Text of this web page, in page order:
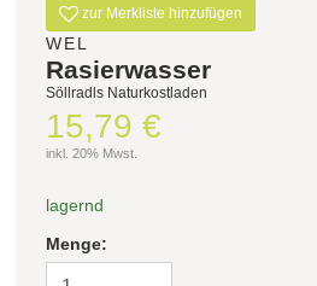
zur Merkliste hinzufügen
WEL
Rasierwasser
Söllradls Naturkostladen
15,79 €
inkl. 20% Mwst.
lagernd
Menge: